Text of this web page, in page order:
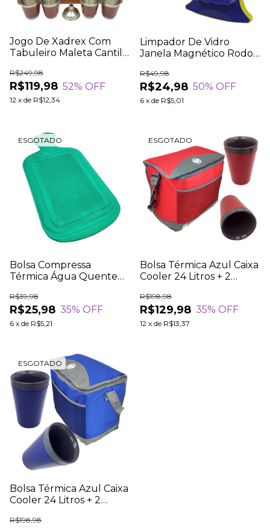
Jogo De Xadrex Com
Tabuleiro Maleta Cantil
R$119,98
R$249,98
52% OFF
12 x de R$12,34
Limpador De Vidro
Janela Magnético Rodo
Limpa Janelas Imã
R$24,98
R$49,98
50% OFF
6 x de R$5,01
ESGOTADO
Bolsa Compressa
Térmica Água Quente
Bolsinha Pequena 2
Litros Verde
R$25,98
R$39,98
35% OFF
6 x de R$5,21
ESGOTADO
Bolsa Térmica Azul Caixa
Cooler 24 Litros + 2
Parede Dupla Vermelho
R$129,98
R$198,98
35% OFF
12 x de R$13,37
ESGOTADO
Bolsa Térmica Azul Caixa
Cooler 24 Litros + 2
Parede Dupla Azul
R$198,98